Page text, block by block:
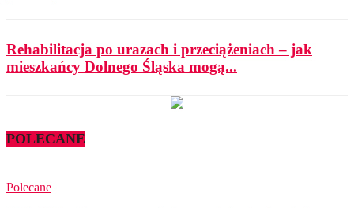
Rehabilitacja po urazach i przeciążeniach – jak
mieszkańcy Dolnego Śląska mogą...
POLECANE
Polecane